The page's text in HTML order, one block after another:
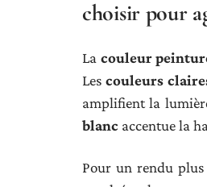
choisir pour
La couleur
Lescouleurs
amplifient la
blanc accentue la
Pour un rendu